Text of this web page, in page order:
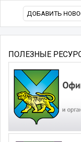
ДОБАВИТЬ
ПОЛЕЗНЫЕ